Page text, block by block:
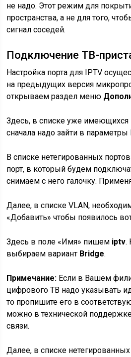
не надо. Этот режим для
пространства, а не для того,
сигнал соседей.
Подключение ТВ-
Настройка порта для IPTV
на предыдущих версия
открываем раздел меню
Здесь, в списке уже имеющихся
сначала надо зайти в параметры
В списке нетегированных
порт, в который будем
снимаем с него галочку.
Далее, в списке VLAN,
«Добавить» чтобы появилось
Здесь в поле «Имя» пишем iptv.
выбираем вариант Bridge.
Примечание: Если в Вашем
цифрового ТВ надо указывать
то пропишите его в
можно в технической
связи.
Далее, в списке